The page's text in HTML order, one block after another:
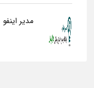
مدیر اینفو